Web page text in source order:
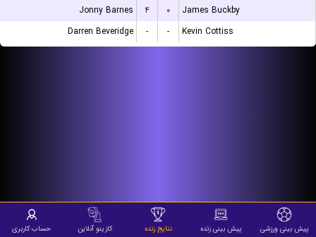
Jonny Barnes
۴ ۰
James Buckby
Darren Beveridge
- - Kevin Cottiss
پیش بینی ورزشی پیش بینی زنده نتایج زنده کازینو آنلاین حساب کاربری